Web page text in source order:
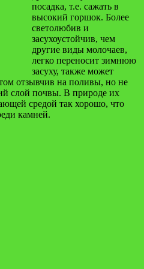
посадка, т.е. сажать в
высокий горшок. Более
светолюбив и
засухоустойчив, чем
другие виды молочаев,
легко переносит зимнюю
засуху, также может
отзывчив на поливы, но не
слой почвы. В природе их
средой так хорошо, что
камней.